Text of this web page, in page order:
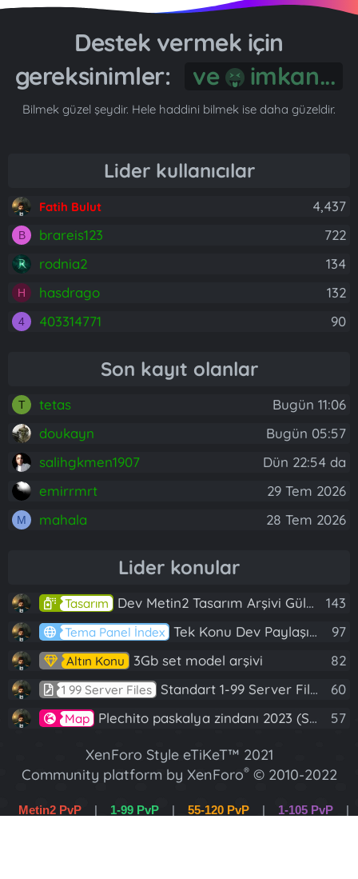
Destek vermek için
gereksinimler:
ve imkan...
Bilmek güzel şeydir. Hele haddini bilmek ise daha güzeldir.
Lider kullanıcılar
Fatih Bulut 4,437
B brareis123
722
rodnia2
134
H hasdrago 132
4 403314771 90
Son kayıt olanlar
T tetas
Bugün 11:06
doukayn
Bugün 05:57
salihgkmen1907
Dün 22:54 da
emirrmrt
29 Tem 2026
M mahala 28 Tem 2026
Lider konular
Tasarım Dev Metin2 Tasarım Arşivi Güle Güle Kullanın 143
Tema Panel İndex Tek Konu Dev Paylaşım 10 Adet Server Tanıtım İndex 97
Altın Konu 3Gb set model arşivi 82
1 99 Server Files Standart 1-99 Server Files 60
Map Plechito paskalya zindanı 2023 (Spring Sanctuary dungeon) 57
XenForo Style eTiKeT™ 2021
Community platform by XenForo® © 2010-2022
[XGT] Forum statistics system- XenGenTr
Metin2 PvP | 1-99 PvP | 55-120 PvP | 1-105 PvP
|